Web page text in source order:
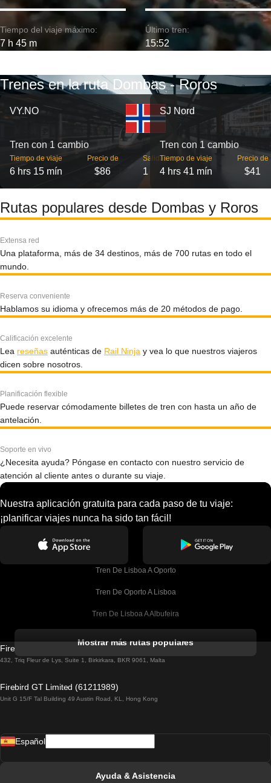
Tiempo del viaje máximo:
7 h 45 m
Último tren:
15:52
Trenes en la ruta Dombas - Roros
VY.NO
Tren con 1 cambio
Tiempo de viaje
6 hrs 15 mín
Precio de
$86
Salidas
1
SJ Nord
Tren con 1 cambio
Tiempo de viaje
4 hrs 41 mín
Precio de
$41
Rutas populares desde Dombas y Roros
Extensa red
Una plataforma, más de 34 destinos, más de 700 rutas en todo el
mundo.
Reserva conveniente
Hablamos su idioma y ofrecemos más de 20 métodos de pago.
Calificación excelente
Lea reseñas auténticas de Rail Ninja y vea lo que nuestros viajeros
dicen sobre nosotros.
Planificación flexible
Puede reservar cómodamente billetes de tren con hasta un año de
antelación.
Soporte en vivo
¿Necesita ayuda? Póngase en contacto con nuestro servicio de
atención al cliente antes o durante su viaje.
Nuestra aplicación gratuita para cada paso de tu viaje:
¡planificar viajes nunca ha sido tan fácil!
Tren De Lisboa A Oporto
Tren De Oporto A Lisboa
Tren De Lisboa A Albufeira
Tren De Lisboa A Lagos
Tren De Lisboa A Madrid
Mostrar más rutas populares
Firebird GT Limited (OC 1451)
432, Triq Fleur de Lys, Suite 1, Birkirkara, BKR 9061, Malta
Firebird GT Limited (61211989)
Unit G 15/F Tal Building 49 Austin Road, KL, Hong Kong
Español
Ayuda & Asistencia